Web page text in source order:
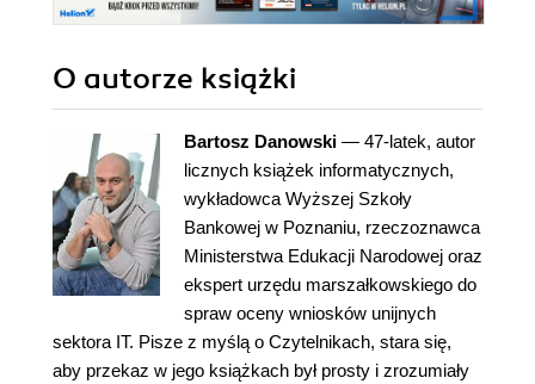
O autorze książki
Bartosz Danowski — 47-latek, autor
licznych książek informatycznych,
wykładowca Wyższej Szkoły
Bankowej w Poznaniu, rzeczoznawca
Ministerstwa Edukacji Narodowej oraz
ekspert urzędu marszałkowskiego do
spraw oceny wniosków unijnych
sektora IT. Pisze z myślą o Czytelnikach, stara się,
aby przekaz w jego książkach był prosty i zrozumiały